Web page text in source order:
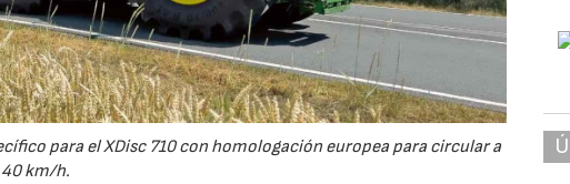
para el XDisc 710 con homologación europea para circular a
40 km/h.